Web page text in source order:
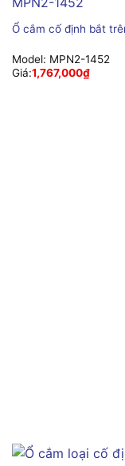
Ổ cắm cố định bắt
Model: MPN2-1452
Giá:1,767,000₫